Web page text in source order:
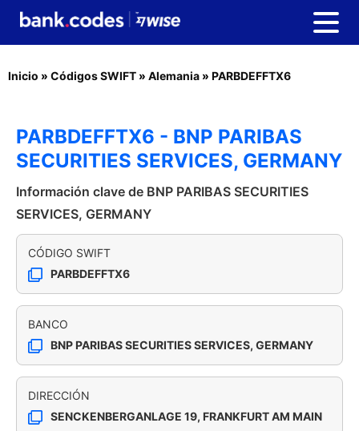
Inicio » Códigos SWIFT » Alemania » PARBDEFFTX6
PARBDEFFTX6 - BNP PARIBAS
SECURITIES SERVICES, GERMANY
Información clave de BNP PARIBAS SECURITIES
SERVICES, GERMANY
CÓDIGO SWIFT
PARBDEFFTX6
BANCO
BNP PARIBAS SECURITIES SERVICES, GERMANY
DIRECCIÓN
SENCKENBERGANLAGE 19, FRANKFURT AM MAIN